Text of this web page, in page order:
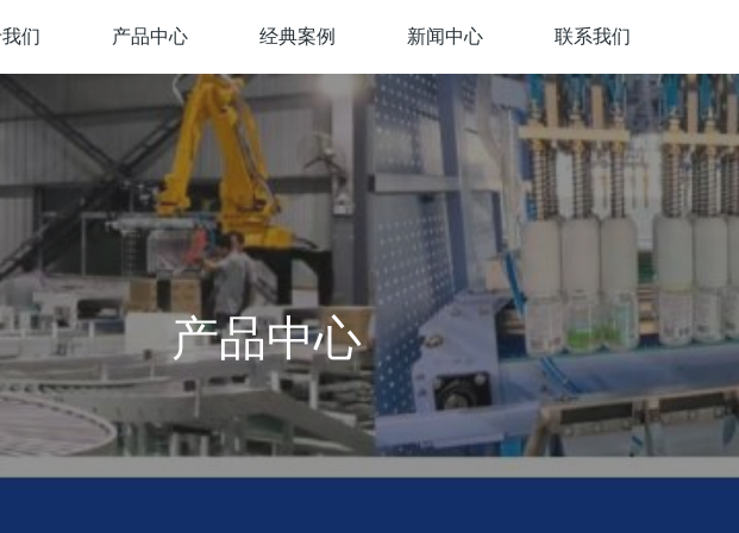
们 产品中心 经典案例 新闻中心 联系我们
产品中心